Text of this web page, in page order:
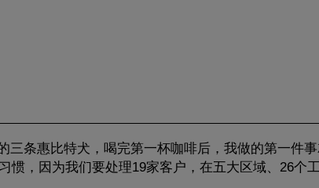
条惠比特犬，喝完第一杯咖啡后，我做的第一件
，因为我们要处理19家客户，在五大区域、26个